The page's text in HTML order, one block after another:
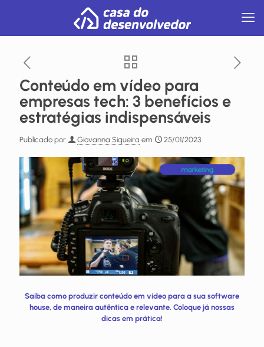
Conteúdo em vídeo para
empresas tech: 3 benefícios e
estratégias indispensáveis
Publicado por Giovanna Siqueira em 25/01/2023
Saiba como produzir conteúdo em vídeo para a sua software
house, de maneira autêntica e relevante. Coloque já nossas
dicas em prática!